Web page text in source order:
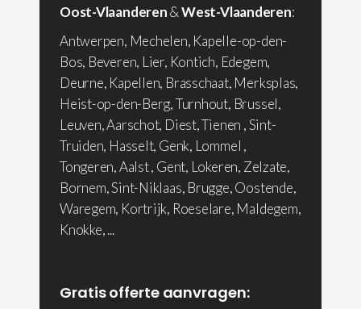
Oost-Vlaanderen&West-Vlaanderen:
Antwerpen, Mechelen, Kapelle-op-den-
Bos, Beveren, Lier, Kontich, Edegem,
Deurne, Kapellen, Brasschaat, Merksplas,
Heist-op-den-Berg, Turnhout, Brussel,
Leuven, Aarschot, Diest, Tienen , Sint-
Truiden, Hasselt, Genk, Lommel ,
Tongeren, Aalst , Gent, Lokeren, Zelzate,
Bornem, Sint-Niklaas, Brugge, Oostende,
Waregem, Kortrijk, Roeselare, Maldegem,
Knokke, ...
Gratis offerte aanvragen: